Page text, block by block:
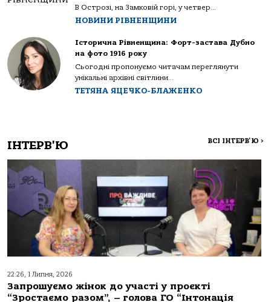
В Острозі, на Замковій горі, у четвер...
НОВИНИ РІВНЕНЩИНИ
Історична Рівненщина: Форт-застава Дубно
на фото 1916 року
Сьогодні пропонуємо читачам переглянути
унікальні архівні світлини...
ТЕТЯНА ЯЦЕЧКО-БЛАЖЕНКО
ІНТЕРВ'Ю ВСІ ІНТЕРВ'Ю >
22:26, 1 Липня, 2026
Запрошуємо жінок до участі у проєкті
“Зростаємо разом”, – голова ГО “Інтонація